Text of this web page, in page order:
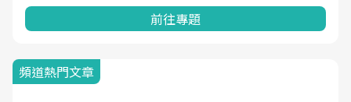
前往專題
頻道熱門文章